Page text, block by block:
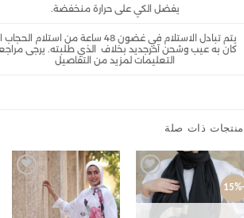
يفضل الكي على حرارة منخفضة.
يتم تبادل الاستلام في غضون 48 ساعة من استلام الحجاب ان
به عيب وشحن آخرجديد بخلاف الذي طلبته. يرجى مراجعة
التعليمات لمزيد من التفاصيل
ذات صلة
Add to
wishlist
Add to
wishlist